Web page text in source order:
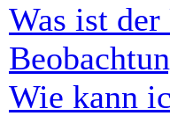
Was ist
Wie kann